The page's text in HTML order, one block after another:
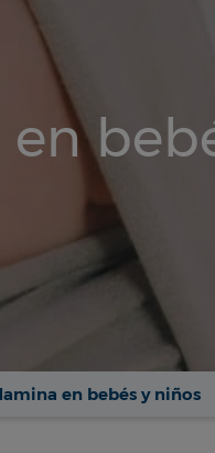
en bebés y niños